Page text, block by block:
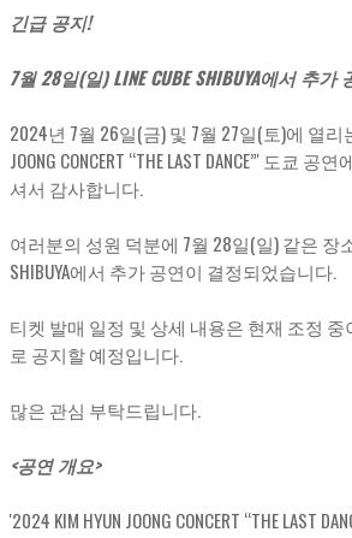
긴급 공지!
7월 28일(일) LINE CUBE SHIBUYA에서 추가
2024년 7월 26일(금) 및 7월 27일(토)에 열리
JOONG CONCERT “THE LAST DANCE”' 도쿄
셔서 감사합니다.
여러분의 성원 덕분에 7월 28일(일) 같은 장소
SHIBUYA에서 추가 공연이 결정되었습니다.
티켓 발매 일정 및 상세 내용은 현재 조정 중
로 공지할 예정입니다.
많은 관심 부탁드립니다.
<공연 개요>
'2024 KIM HYUN JOONG CONCERT “THE LAST